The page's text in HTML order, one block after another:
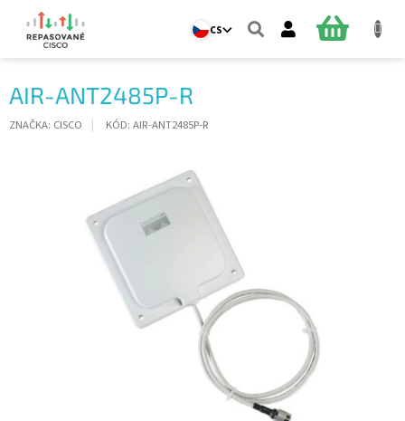
obsah
CS
NÁKUPNÍ
AIR-ANT2485P-R
ZNAČKA: CISCO KÓD: AIR-ANT2485P-R